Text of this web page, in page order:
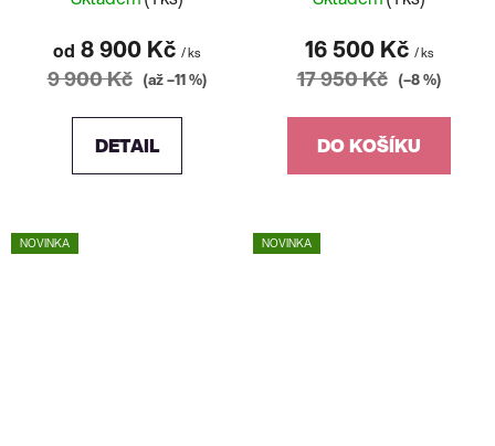
od 8 900 Kč / ks
9 900 Kč (až –11 %)
DETAIL
16 500 Kč / ks
17 950 Kč (–8 %)
DO KOŠÍKU
NOVINKA NOVINKA